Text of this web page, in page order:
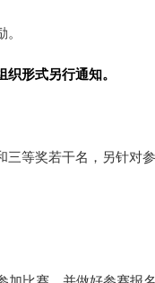
形式另行通知。
等奖若干名，另针对